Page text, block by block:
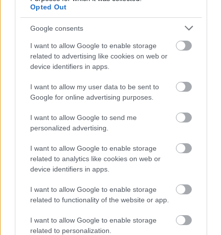
Opted Out
Google consents
I want to allow Google to enable storage
related to advertising like cookies on web or
device identifiers in apps.
I want to allow my user data to be sent to
Google for online advertising purposes.
I want to allow Google to send me
personalized advertising.
I want to allow Google to enable storage
related to analytics like cookies on web or
device identifiers in apps.
I want to allow Google to enable storage
related to functionality of the website or app.
I want to allow Google to enable storage
related to personalization.
Mókusok és madarak kedves iskolája
Van abban valami izgalmas báj, ha egy iskola a
zöldövezet kellős közepén áll, hiszen ki ne szeretne
susogó lombú fák, éneklő madarak és mogyorót ...